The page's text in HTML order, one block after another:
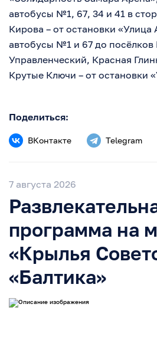
автобусы №1, 67, 34 и 41 в
Кирова – от остановки «Улица
автобусы №1 и 67 до посёлков
Управленческий, Красная
Крутые Ключи – от остановки
Поделиться:
ВКонтакте Telegram
7 августа 2026
программа на
«Крылья
«Балтика»